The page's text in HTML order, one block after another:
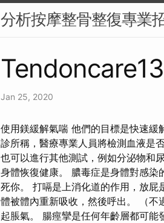
分析按摩整骨整復專業
Jan 25, 2020
使用鎂緩解氣喘 他們的目標是快速
診所稱，醫療專業人員將檢測血液是
也可以進行其他測試，例如分泌物和
身體恢復健康。 膿毒症是身體對感
死你。 打嗝是上消化道的作用，放
體被體內重新吸收，然後呼出。 （不
起脹氣。 腸痙攣是任何年齡層都可